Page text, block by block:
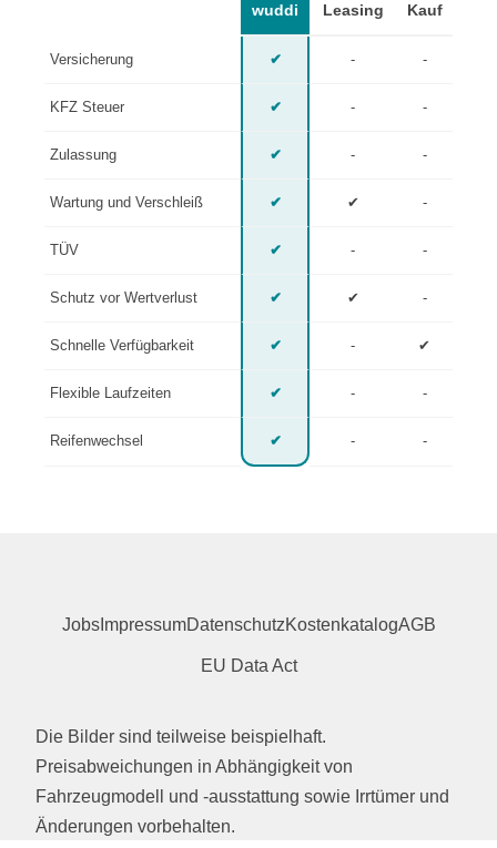
wuddi Leasing Kauf
Versicherung ✔ - -
KFZ Steuer ✔ - -
Zulassung ✔ - -
Wartung und Verschleiß ✔ ✔ -
TÜV ✔ - -
Schutz vor Wertverlust ✔ ✔ -
Schnelle Verfügbarkeit ✔ - ✔
Flexible Laufzeiten ✔ - -
Reifenwechsel ✔ - -
JobsImpressumDatenschutzKostenkatalogAGB
EU Data Act
Die Bilder sind teilweise beispielhaft.
Preisabweichungen in Abhängigkeit von
Fahrzeugmodell und -ausstattung sowie Irrtümer und
Änderungen vorbehalten.